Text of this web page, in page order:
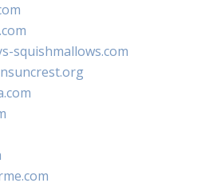
squishmallows.com